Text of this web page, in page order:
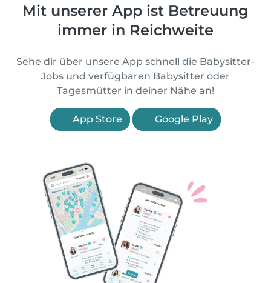
Mit unserer App ist Betreuung
immer in Reichweite
Sehe dir über unsere App schnell die Babysitter-
Jobs und verfügbaren Babysitter oder
Tagesmütter in deiner Nähe an!
App Store Google Play